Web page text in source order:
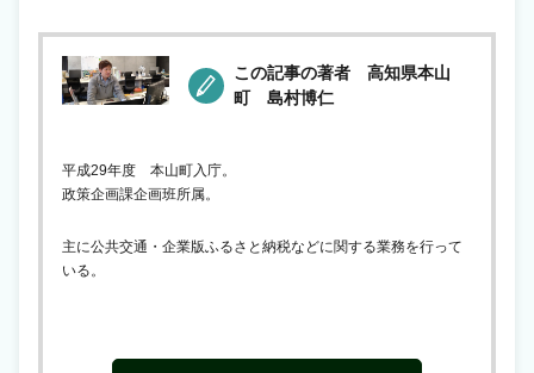
この記事の著者 高知県本山
町 島村博仁
平成29年度 本山町入庁。
政策企画課企画班所属。
主に公共交通・企業版ふるさと納税などに関する業務を行って
いる。